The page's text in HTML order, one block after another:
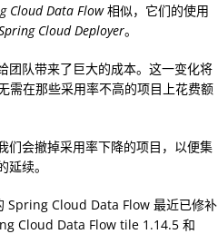
Cloud Data Flow相似，它们的使用
Cloud Deployer。
团队带来了巨大的成本。这一变化将
需在那些采用率不高的项目上花费额
们会撤掉采用率下降的项目，以便集
续。
Spring Cloud Data Flow 最近已修补
Cloud Data Flow tile 1.14.5 和